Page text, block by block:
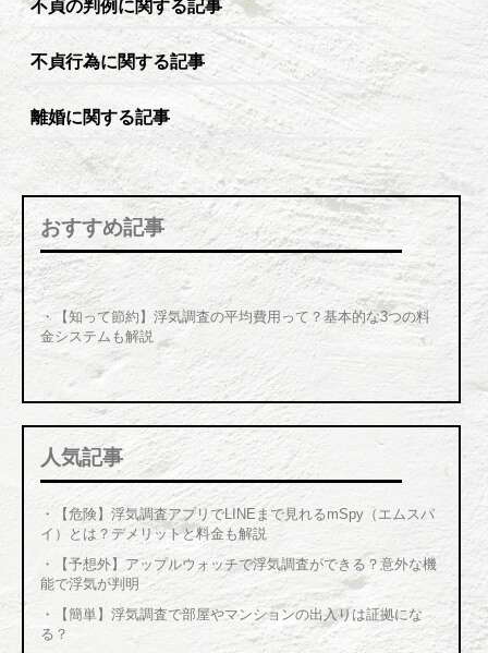
不貞の判例に関する記事
不貞行為に関する記事
離婚に関する記事
おすすめ記事
・【知って節約】浮気調査の平均費用って？基本的な3つの料
金システムも解説
人気記事
・
【危険】浮気調査アプリでLINEまで見れるmSpy（エムスパ
イ）とは？デメリットと料金も解説
・
【予想外】アップルウォッチで浮気調査ができる？意外な機
能で浮気が判明
・
【簡単】浮気調査で部屋やマンションの出入りは証拠にな
る？